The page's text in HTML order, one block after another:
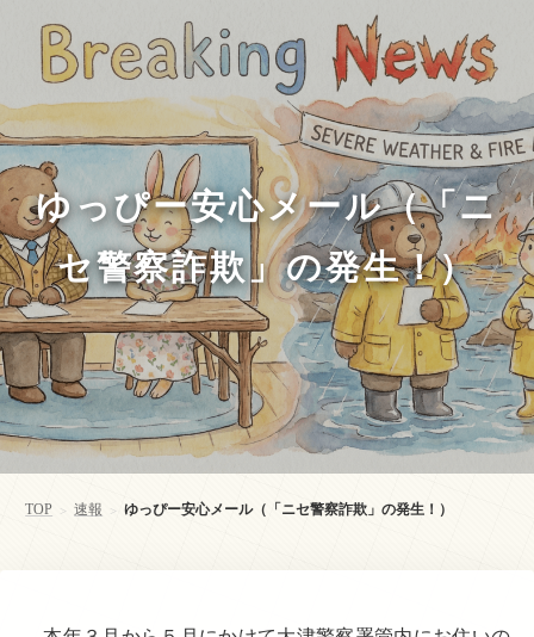
ゆっぴー安心メール（「ニ
セ警察詐欺」の発生！）
TOP > 速報 > ゆっぴー安心メール（「ニセ警察詐欺」の発生！）